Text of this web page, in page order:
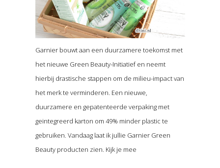
Garnier bouwt aan een duurzamere toekomst met
het nieuwe Green Beauty-Initiatief en neemt
hierbij drastische stappen om de milieu-impact van
het merk te verminderen. Een nieuwe,
duurzamere en gepatenteerde verpaking met
geintegreerd karton om 49% minder plastic te
gebruiken. Vandaag laat ik jullie Garnier Green
Beauty producten zien. Kijk je mee